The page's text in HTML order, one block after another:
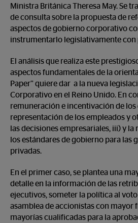
Ministra Británica Theresa May. Se
de consulta sobre la propuesta de
aspectos de gobierno corporativo
instrumentarlo legislativamente
El análisis que realiza este
aspectos fundamentales de la
Paper” quiere dar a la nueva
Corporativo en el Reino Unido. En
remuneración e incentivación de los
representación de los empleados y
las decisiones empresariales, iii) y la
los estándares de gobierno para las
privadas.
En el primer caso, se plantea una
detalle en la información de las
ejecutivos, someter la política al
asamblea de accionistas con mayor
mayorías cualificadas para la